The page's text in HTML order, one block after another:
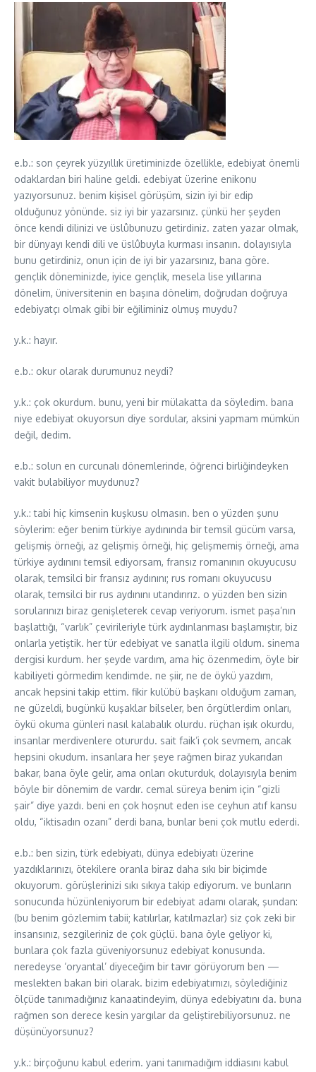
e.b.: son çeyrek yüzyıllık üretiminizde özellikle, edebiyat önemli
odaklardan biri haline geldi. edebiyat üzerine enikonu
yazıyorsunuz. benim kişisel görüşüm, sizin iyi bir edip
olduğunuz yönünde. siz iyi bir yazarsınız. çünkü her şeyden
önce kendi dilinizi ve üslûbunuzu getirdiniz. zaten yazar olmak,
bir dünyayı kendi dili ve üslûbuyla kurması insanın. dolayısıyla
bunu getirdiniz, onun için de iyi bir yazarsınız, bana göre.
gençlik döneminizde, iyice gençlik, mesela lise yıllarına
dönelim, üniversitenin en başına dönelim, doğrudan doğruya
edebiyatçı olmak gibi bir eğiliminiz olmuş muydu?
y.k.: hayır.
e.b.: okur olarak durumunuz neydi?
y.k.: çok okurdum. bunu, yeni bir mülakatta da söyledim. bana
niye edebiyat okuyorsun diye sordular, aksini yapmam mümkün
değil, dedim.
e.b.: solun en curcunalı dönemlerinde, öğrenci birliğindeyken
vakit bulabiliyor muydunuz?
y.k.: tabi hiç kimsenin kuşkusu olmasın. ben o yüzden şunu
söylerim: eğer benim türkiye aydınında bir temsil gücüm varsa,
gelişmiş örneği, az gelişmiş örneği, hiç gelişmemiş örneği, ama
türkiye aydınını temsil ediyorsam, fransız romanının okuyucusu
olarak, temsilci bir fransız aydınını; rus romanı okuyucusu
olarak, temsilci bir rus aydınını utandırırız. o yüzden ben sizin
sorularınızı biraz genişleterek cevap veriyorum. ismet paşa’nın
başlattığı, “varlık” çevirileriyle türk aydınlanması başlamıştır, biz
onlarla yetiştik. her tür edebiyat ve sanatla ilgili oldum. sinema
dergisi kurdum. her şeyde vardım, ama hiç özenmedim, öyle bir
kabiliyeti görmedim kendimde. ne şiir, ne de öykü yazdım,
ancak hepsini takip ettim. fikir kulübü başkanı olduğum zaman,
ne güzeldi, bugünkü kuşaklar bilseler, ben örgütlerdim onları,
öykü okuma günleri nasıl kalabalık olurdu. rüçhan işık okurdu,
insanlar merdivenlere otururdu. sait faik’i çok sevmem, ancak
hepsini okudum. insanlara her şeye rağmen biraz yukarıdan
bakar, bana öyle gelir, ama onları okuturduk, dolayısıyla benim
böyle bir dönemim de vardır. cemal süreya benim için “gizli
şair” diye yazdı. beni en çok hoşnut eden ise ceyhun atıf kansu
oldu, “iktisadın ozanı” derdi bana, bunlar beni çok mutlu ederdi.
e.b.: ben sizin, türk edebiyatı, dünya edebiyatı üzerine
yazdıklarınızı, ötekilere oranla biraz daha sıkı bir biçimde
okuyorum. görüşlerinizi sıkı sıkıya takip ediyorum. ve bunların
sonucunda hüzünleniyorum bir edebiyat adamı olarak, şundan:
(bu benim gözlemim tabii; katılırlar, katılmazlar) siz çok zeki bir
insansınız, sezgileriniz de çok güçlü. bana öyle geliyor ki,
bunlara çok fazla güveniyorsunuz edebiyat konusunda.
neredeyse ‘oryantal’ diyeceğim bir tavır görüyorum ben —
meslekten bakan biri olarak. bizim edebiyatımızı, söylediğiniz
ölçüde tanımadığınız kanaatindeyim, dünya edebiyatını da. buna
rağmen son derece kesin yargılar da geliştirebiliyorsunuz. ne
düşünüyorsunuz?
y.k.: birçoğunu kabul ederim. yani tanımadığım iddiasını kabul